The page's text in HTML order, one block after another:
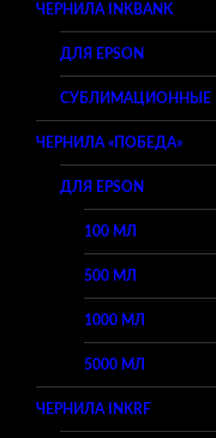
ЧЕРНИЛА INKBANK
ДЛЯ EPSON
СУБЛИМАЦИОННЫЕ
ЧЕРНИЛА «ПОБЕДА»
ДЛЯ EPSON
100 МЛ
500 МЛ
1000 МЛ
5000 МЛ
ЧЕРНИЛА INKRF